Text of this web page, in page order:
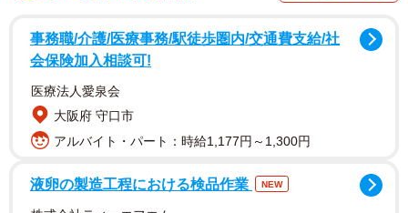
事務職/介護/医療事務/駅徒歩圏内/交通費支給/社
会保険加入相談可!
医療法人愛泉会
大阪府 守口市
アルバイト・パート：時給1,177円～1,300円
液卵の製造工程における検品作業 NEW